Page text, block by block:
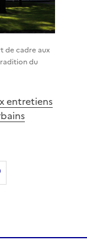
de cadre aux
du
entretiens
par email